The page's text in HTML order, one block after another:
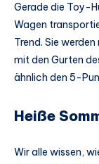
Gerade die Toy-
Wagen
Trend. Sie
mit den Gurten
ähnlich den 5-
Heiße
Wir alle wissen,